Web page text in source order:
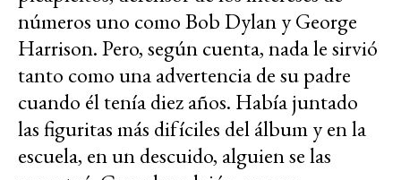
números uno como Bob Dylan y George
Harrison. Pero, según cuenta, nada le sirvió
tanto como una advertencia de su padre
cuando él tenía diez años. Había juntado
las figuritas más difíciles del álbum y en la
escuela, en un descuido, alguien se las